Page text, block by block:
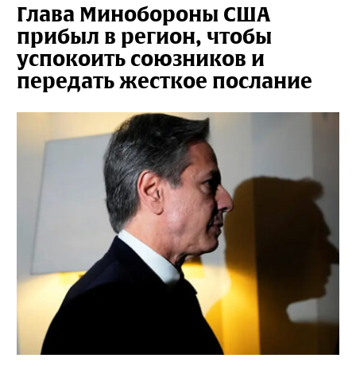
Глава Минобороны США
прибыл в регион, чтобы
успокоить союзников и
передать жесткое послание